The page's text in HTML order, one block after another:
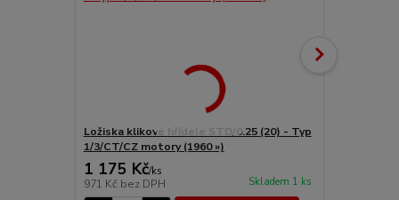
Ložiska klikové hřídele STD/0.25 (20) - Typ
1/3/CT/CZ motory (1960 »)
1 175 Kč/ks
971 Kč bez DPH Skladem 1 ks